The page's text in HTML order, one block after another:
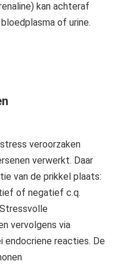
kan achteraf
of urine.
veroorzaken
verwerkt. Daar
van de prikkel plaats:
of negatief c.q.
vervolgens via
endocriene reacties. De